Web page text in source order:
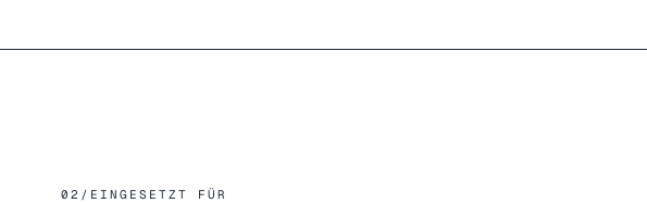
02 / EINGESETZT FÜR